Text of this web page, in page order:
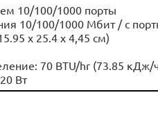
10/100/1000 порты
10/100/1000 Мбит / с
x 25.4 x 4,45 см)
70 BTU/hr (73.85 кДж/
Вт